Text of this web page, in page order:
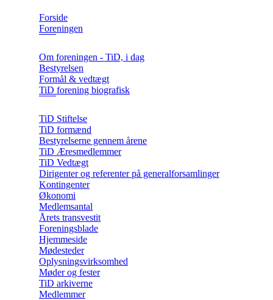
Forside
Foreningen
Om foreningen - TiD, i dag
Bestyrelsen
Formål & vedtægt
TiD forening biografisk
TiD Stiftelse
TiD formænd
Bestyrelserne gennem årene
TiD Æresmedlemmer
TiD Vedtægt
Dirigenter og referenter på generalforsamlinger
Kontingenter
Økonomi
Medlemsantal
Årets transvestit
Foreningsblade
Hjemmeside
Mødesteder
Oplysningsvirksomhed
Møder og fester
TiD arkiverne
Medlemmer